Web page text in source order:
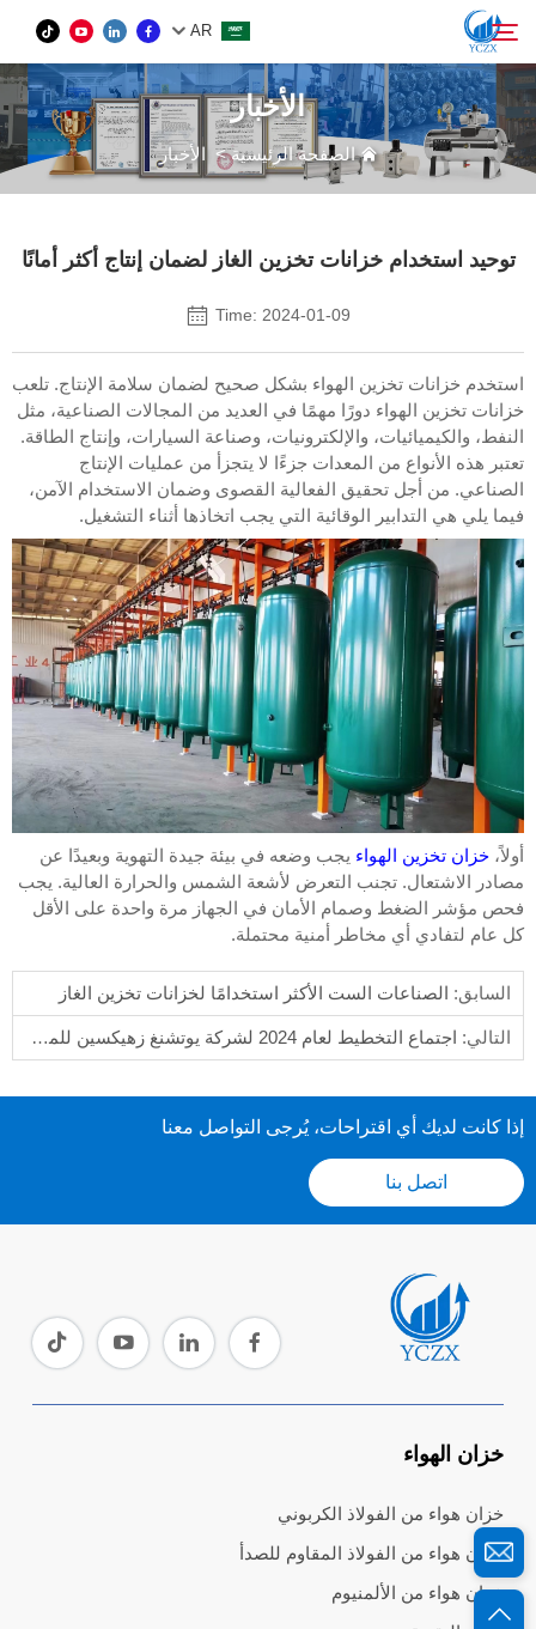
AR
المنتج
بحث
الأخبار
الصفحة الرئيسية> الأخبار
توحيد استخدام خزانات تخزين الغاز لضمان إنتاج أكثر أمانًا
Time: 2024-01-09
استخدم خزانات تخزين الهواء بشكل صحيح لضمان سلامة الإنتاج. تلعب
خزانات تخزين الهواء دورًا مهمًا في العديد من المجالات الصناعية، مثل
النفط، والكيميائيات، والإلكترونيات، وصناعة السيارات، وإنتاج الطاقة.
تعتبر هذه الأنواع من المعدات جزءًا لا يتجزأ من عمليات الإنتاج
الصناعي. من أجل تحقيق الفعالية القصوى وضمان الاستخدام الآمن،
فيما يلي هي التدابير الوقائية التي يجب اتخاذها أثناء التشغيل.
أولاً، خزان تخزين الهواء يجب وضعه في بيئة جيدة التهوية وبعيدًا عن
مصادر الاشتعال. تجنب التعرض لأشعة الشمس والحرارة العالية. يجب
فحص مؤشر الضغط وصمام الأمان في الجهاز مرة واحدة على الأقل
كل عام لتفادي أي مخاطر أمنية محتملة.
السابق: الصناعات الست الأكثر استخدامًا لخزانات تخزين الغاز
التالي: اجتماع التخطيط لعام 2024 لشركة يوتشنغ زهيكسين للمعدات الكهروميكانيكية المحدودة
إذا كانت لديك أي اقتراحات، يُرجى التواصل معنا
اتصل بنا
خزان الهواء
خزان هواء من الفولاذ الكربوني
خزان هواء من الفولاذ المقاوم للصدأ
خزان هواء من الألمنيوم